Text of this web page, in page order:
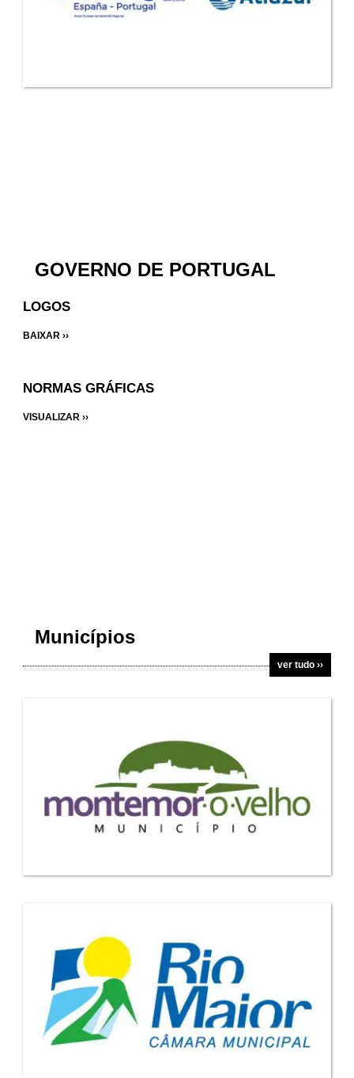
GOVERNO DE PORTUGAL
LOGOS
BAIXAR ››
NORMAS GRÁFICAS
VISUALIZAR ››
Municípios
ver tudo ››